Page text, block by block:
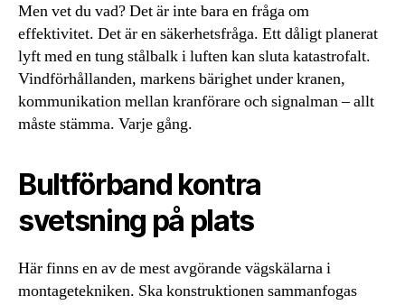
Men vet du vad? Det är inte bara en fråga om
effektivitet. Det är en säkerhetsfråga. Ett dåligt planerat
lyft med en tung stålbalk i luften kan sluta katastrofalt.
Vindförhållanden, markens bärighet under kranen,
kommunikation mellan kranförare och signalman – allt
måste stämma. Varje gång.
Bultförband kontra
svetsning på plats
Här finns en av de mest avgörande vägskälarna i
montagetekniken. Ska konstruktionen sammanfogas